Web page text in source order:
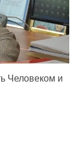
Человеком и